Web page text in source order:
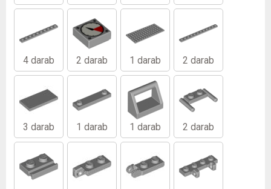
4 darab 2 darab 1 darab 2 darab
3 darab 1 darab 1 darab 2 darab